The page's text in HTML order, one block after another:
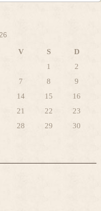
V S
D
1
2
7 8
9
14 15
16
21 22
23
28 29
30